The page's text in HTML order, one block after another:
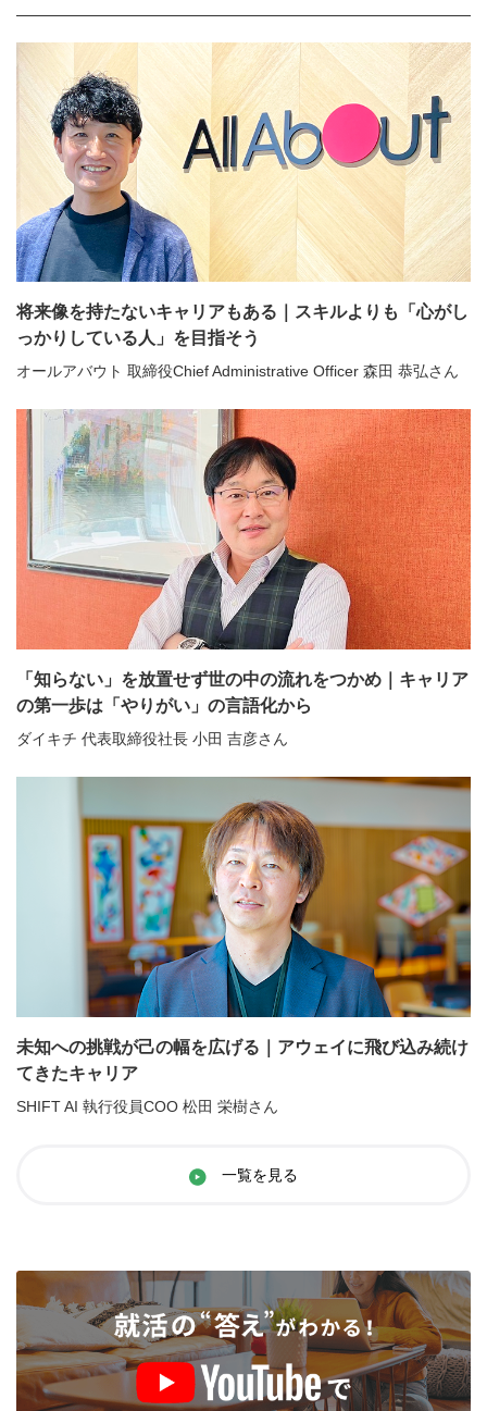
将来像を持たないキャリアもある｜スキルよりも「心がし
っかりしている人」を目指そう
オールアバウト 取締役Chief Administrative Officer 森田 恭弘さん
「知らない」を放置せず世の中の流れをつかめ｜キャリア
の第一歩は「やりがい」の言語化から
ダイキチ 代表取締役社長 小田 吉彦さん
未知への挑戦が己の幅を広げる｜アウェイに飛び込み続け
てきたキャリア
SHIFT AI 執行役員COO 松田 栄樹さん
一覧を見る